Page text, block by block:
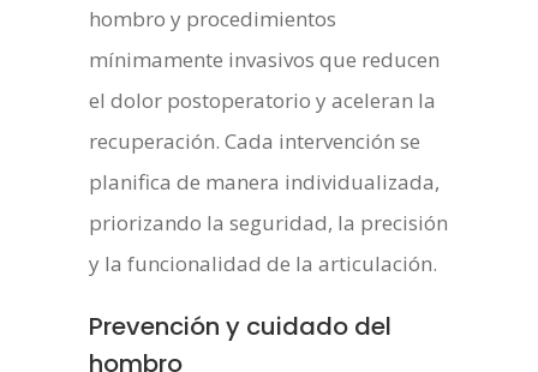
hombro y procedimientos
mínimamente invasivos que reducen
el dolor postoperatorio y aceleran la
recuperación. Cada intervención se
planifica de manera individualizada,
priorizando la seguridad, la precisión
y la funcionalidad de la articulación.
Prevención y cuidado del
hombro